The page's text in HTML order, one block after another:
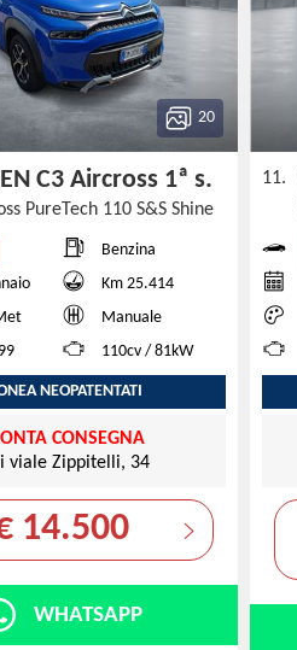
20
C3 Aircross 1ª s.
PureTech 110 S&S Shine
Benzina
Km 25.414
Manuale
110cv / 81kW
NEOPATENTATI
CONSEGNA
viale Zippitelli, 34
14.500
WHATSAPP
11.